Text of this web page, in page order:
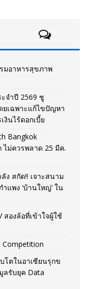
มอาหารสุขภาพ
จำปี 2569 ชู
เฉพาะแก้ไขปัญหา
นไร้ดอกเบี้ย
Bangkok
ม่ควรพลาด 25 มีค.
สกัด!! เจาะสนาม
แพง ‘บ้านใหญ่’ ใน
สองล้อที่เข้าใจผู้ใช้
Competition
โตในอาเซียนรุกข
ลรับยุค Data